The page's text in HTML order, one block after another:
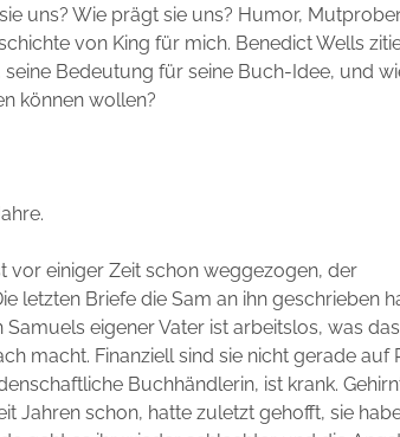
uns? Wie prägt sie uns? Humor,
von King für mich. Benedict Wells
Bedeutung für seine Buch-Idee, und
können wollen?
vor einiger Zeit schon weggezogen, der
letzten Briefe die Sam an ihn geschrieben
eigener Vater ist arbeitslos, was das
macht. Finanziell sind sie nicht gerade auf
Buchhändlerin, ist krank.
Jahren schon, hatte zuletzt gehofft, sie